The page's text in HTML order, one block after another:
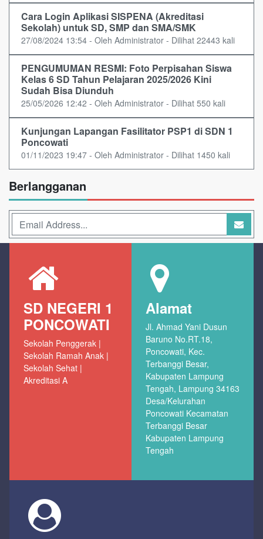
Cara Login Aplikasi SISPENA (Akreditasi
Sekolah) untuk SD, SMP dan SMA/SMK
27/08/2024 13:54 - Oleh Administrator - Dilihat 22443 kali
PENGUMUMAN RESMI: Foto Perpisahan Siswa
Kelas 6 SD Tahun Pelajaran 2025/2026 Kini
Sudah Bisa Diunduh
25/05/2026 12:42 - Oleh Administrator - Dilihat 550 kali
Kunjungan Lapangan Fasilitator PSP1 di SDN 1
Poncowati
01/11/2023 19:47 - Oleh Administrator - Dilihat 1450 kali
Berlangganan
SD NEGERI 1
PONCOWATI
Sekolah Penggerak |
Sekolah Ramah Anak |
Sekolah Sehat |
Akreditasi A
Alamat
Jl. Ahmad Yani Dusun
Baruno No.RT.18,
Poncowati, Kec.
Terbanggi Besar,
Kabupaten Lampung
Tengah, Lampung 34163
Desa/Kelurahan
Poncowati Kecamatan
Terbanggi Besar
Kabupaten Lampung
Tengah